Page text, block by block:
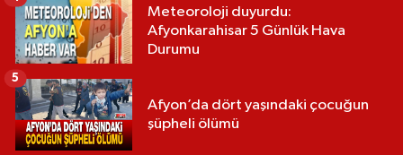
Meteoroloji duyurdu:
Afyonkarahisar 5 Günlük Hava
Durumu
Afyon’da dört yaşındaki çocuğun
şüpheli ölümü
5